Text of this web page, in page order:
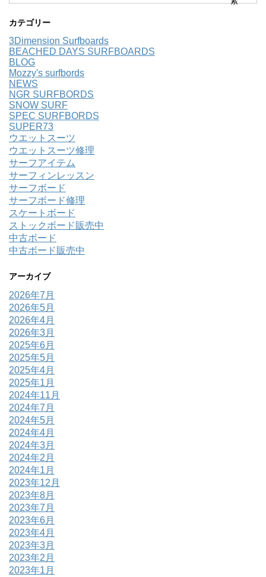
カテゴリー
3Dimension Surfboards
BEACHED DAYS SURFBOARDS
BLOG
Mozzy's surfbords
NEWS
NGR SURFBORDS
SNOW SURF
SPEC SURFBORDS
SUPER73
ウエットスーツ
ウエットスーツ修理
サーフアイテム
サーフィンレッスン
サーフボード
サーフボード修理
スケートボード
ストックボード販売中
中古ボード
中古ボード販売中
アーカイブ
2026年7月
2026年5月
2026年4月
2026年3月
2025年6月
2025年5月
2025年4月
2025年1月
2024年11月
2024年7月
2024年5月
2024年4月
2024年3月
2024年2月
2024年1月
2023年12月
2023年8月
2023年7月
2023年6月
2023年4月
2023年3月
2023年2月
2023年1月